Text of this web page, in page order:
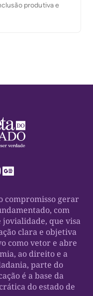
produtiva e
compromisso gerar
com
que visa
clara e objetiva
como vetor e abre
ao direito e a
parte do
é a base da
do estado de